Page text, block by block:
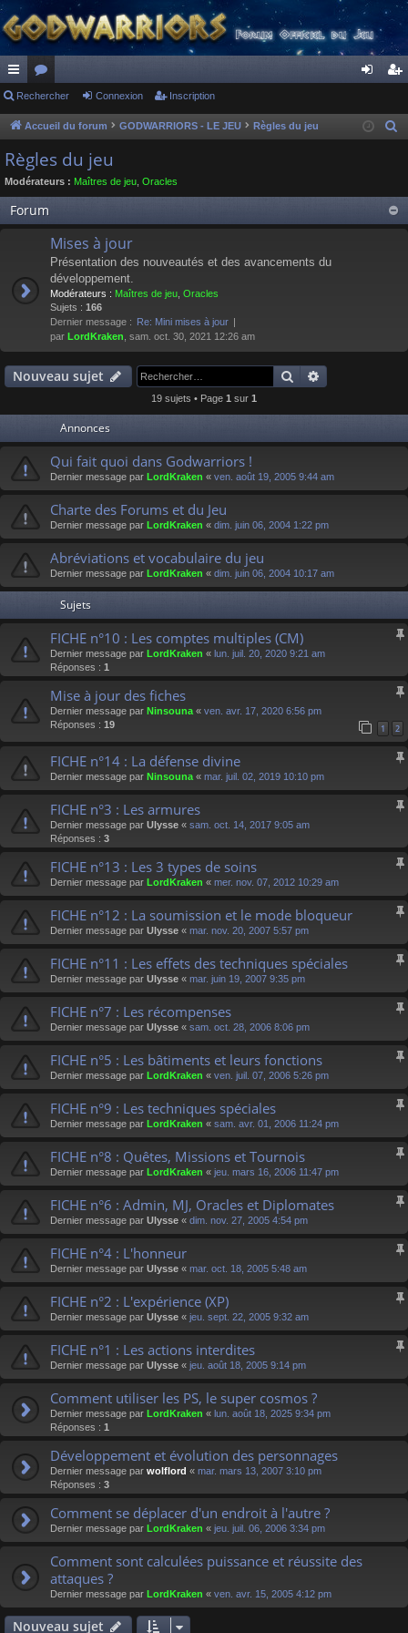
ac
co
ur
ci
s
or
u
m
s
ne cri
Rechercher Connexion Inscription
Accueil du forum GODWARRIORS - LE JEU Règles du jeu
r
Règles du jeu
Modérateurs : Maîtres de jeu Oracles
Forum
Mises à jour
Présentation des nouveautés et des avancements du
développement.
Modérateurs : Maîtres de jeu Oracles
Sujets : 166
Dernier message : Re: Mini mises à jour
par LordKraken , sam. oct. 30, 2021 12:26 am
Nouveau sujet Rechercher
19 sujets • Page 1 sur 1
Annonces
Qui fait quoi dans Godwarriors !
Dernier message par LordKraken « ven. août 19, 2005 9:44 am
Charte des Forums et du Jeu
Dernier message par LordKraken « dim. juin 06, 2004 1:22 pm
Abréviations et vocabulaire du jeu
Dernier message par LordKraken « dim. juin 06, 2004 10:17 am
Sujets
FICHE n°10 : Les comptes multiples (CM)
Dernier message par LordKraken « lun. juil. 20, 2020 9:21 am
Réponses : 1
Mise à jour des fiches
Dernier message par Ninsouna « ven. avr. 17, 2020 6:56 pm
Réponses : 19 1 2
FICHE n°14 : La défense divine
Dernier message par Ninsouna « mar. juil. 02, 2019 10:10 pm
FICHE n°3 : Les armures
Dernier message par Ulysse « sam. oct. 14, 2017 9:05 am
Réponses : 3
FICHE n°13 : Les 3 types de soins
Dernier message par LordKraken « mer. nov. 07, 2012 10:29 am
FICHE n°12 : La soumission et le mode bloqueur
Dernier message par Ulysse « mar. nov. 20, 2007 5:57 pm
FICHE n°11 : Les effets des techniques spéciales
Dernier message par Ulysse « mar. juin 19, 2007 9:35 pm
FICHE n°7 : Les récompenses
Dernier message par Ulysse « sam. oct. 28, 2006 8:06 pm
FICHE n°5 : Les bâtiments et leurs fonctions
Dernier message par LordKraken « ven. juil. 07, 2006 5:26 pm
FICHE n°9 : Les techniques spéciales
Dernier message par LordKraken « sam. avr. 01, 2006 11:24 pm
FICHE n°8 : Quêtes, Missions et Tournois
Dernier message par LordKraken « jeu. mars 16, 2006 11:47 pm
FICHE n°6 : Admin, MJ, Oracles et Diplomates
Dernier message par Ulysse « dim. nov. 27, 2005 4:54 pm
FICHE n°4 : L'honneur
Dernier message par Ulysse « mar. oct. 18, 2005 5:48 am
FICHE n°2 : L'expérience (XP)
Dernier message par Ulysse « jeu. sept. 22, 2005 9:32 am
FICHE n°1 : Les actions interdites
Dernier message par Ulysse « jeu. août 18, 2005 9:14 pm
Comment utiliser les PS, le super cosmos ?
Dernier message par LordKraken « lun. août 18, 2025 9:34 pm
Réponses : 1
Développement et évolution des personnages
Dernier message par wolflord « mar. mars 13, 2007 3:10 pm
Réponses : 3
Comment se déplacer d'un endroit à l'autre ?
Dernier message par LordKraken « jeu. juil. 06, 2006 3:34 pm
Comment sont calculées puissance et réussite des
attaques ?
Dernier message par LordKraken « ven. avr. 15, 2005 4:12 pm
Nouveau sujet